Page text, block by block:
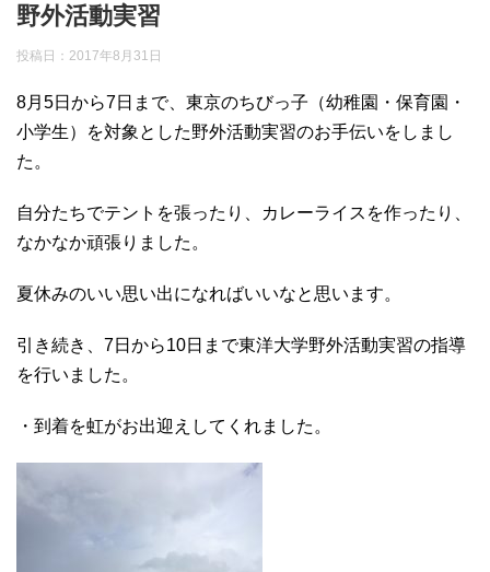
野外活動実習
投稿日： 2017年8月31日
8月5日から7日まで、東京のちびっ子（幼稚園・保育園・
小学生）を対象とした野外活動実習のお手伝いをしまし
た。
自分たちでテントを張ったり、カレーライスを作ったり、
なかなか頑張りました。
夏休みのいい思い出になればいいなと思います。
引き続き、7日から10日まで東洋大学野外活動実習の指導
を行いました。
・到着を虹がお出迎えしてくれました。